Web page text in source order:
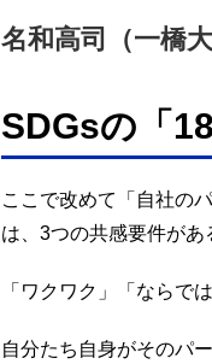
名和高司（一橋
SDGsの「
ここで改めて「自社の
は、3つの共感要件があ
「ワクワク」「ならで
自分たち自身がそのパ